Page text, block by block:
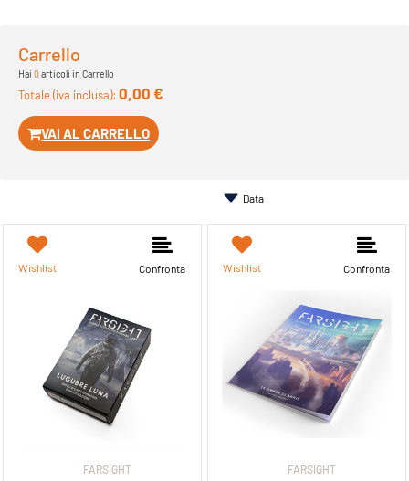
Carrello
Hai 0articoli in Carrello
Totale (iva inclusa): 0,00 €
VAI AL CARRELLO
Wishlist Confronta
FARSIGHT
Wishlist Confronta
FARSIGHT